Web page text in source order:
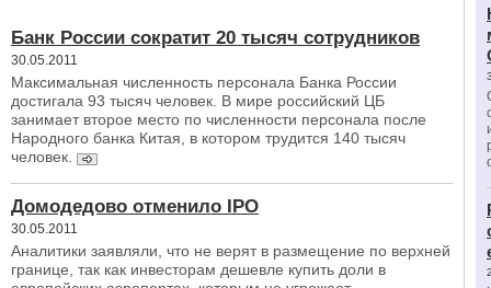
Банк России сократит 20 тысяч сотрудников
30.05.2011
Максимальная численность персонала Банка России
достигала 93 тысяч человек. В мире российский ЦБ
занимает второе место по численности персонала после
Народного банка Китая, в котором трудится 140 тысяч
человек.
Домодедово отменило IPO
30.05.2011
Аналитики заявляли, что не верят в размещение по верхней
границе, так как инвесторам дешевле купить доли в